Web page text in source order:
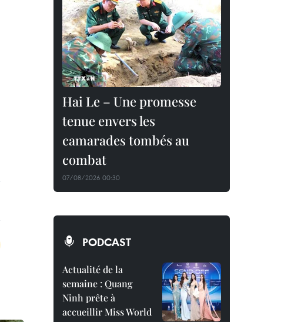
Hai Le – Une promesse
tenue envers les
camarades tombés au
combat
07/08/2026 00:30
PODCAST
Actualité de la
semaine : Quang
Ninh prête à
accueillir Miss World